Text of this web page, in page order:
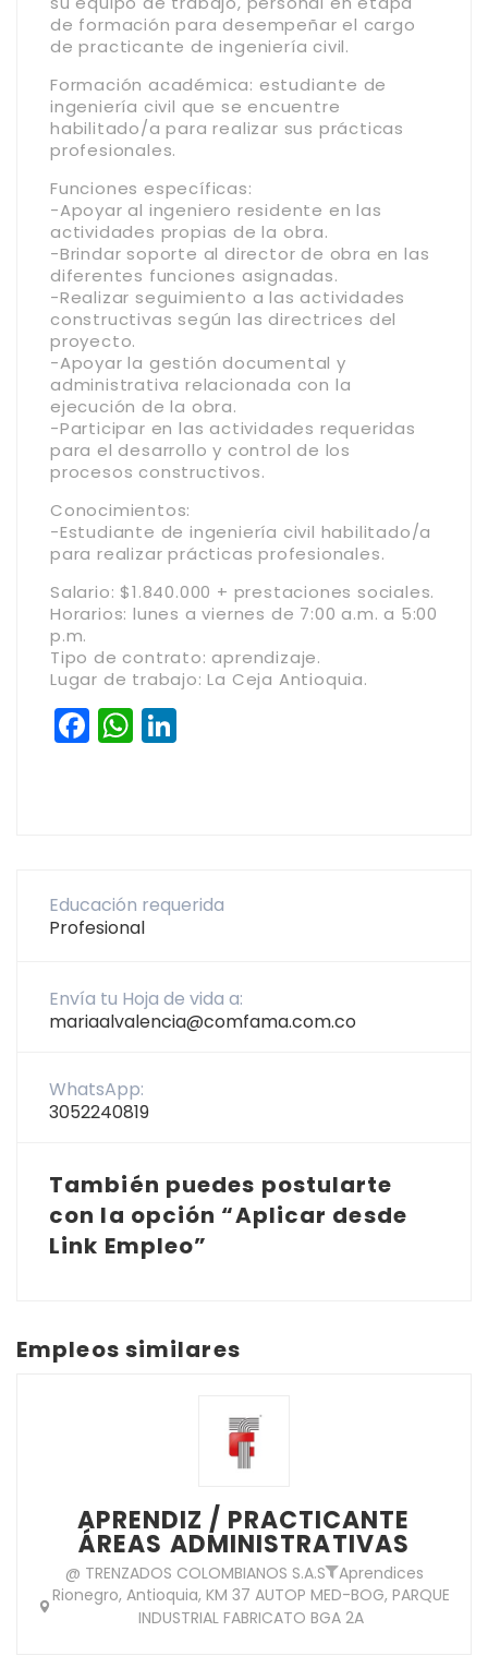
de formación para desempeñar el cargo
de practicante de ingeniería civil.
Formación académica: estudiante de
ingeniería civil que se encuentre
habilitado/a para realizar sus prácticas
profesionales.
Funciones específicas:
-Apoyar al ingeniero residente en las
actividades propias de la obra.
-Brindar soporte al director de obra en las
diferentes funciones asignadas.
-Realizar seguimiento a las actividades
constructivas según las directrices del
proyecto.
-Apoyar la gestión documental y
administrativa relacionada con la
ejecución de la obra.
-Participar en las actividades requeridas
para el desarrollo y control de los
procesos constructivos.
Conocimientos:
-Estudiante de ingeniería civil habilitado/a
para realizar prácticas profesionales.
Salario: $1.840.000 + prestaciones sociales.
Horarios: lunes a viernes de 7:00 a.m. a 5:00
p.m.
Tipo de contrato: aprendizaje.
Lugar de trabajo: La Ceja Antioquia.
Facebook
WhatsApp
Educación requerida
Profesional
Envía tu Hoja de vida a:
mariaalvalencia@comfama.com.co
WhatsApp:
3052240819
También puedes postularte
con la opción “Aplicar desde
Link Empleo”
Empleos similares
APRENDIZ / PRACTICANTE
ÁREAS ADMINISTRATIVAS
@ TRENZADOS COLOMBIANOS S.A.S
Aprendices
Rionegro, Antioquia, KM 37 AUTOP MED-BOG, PARQUE
INDUSTRIAL FABRICATO BGA 2A